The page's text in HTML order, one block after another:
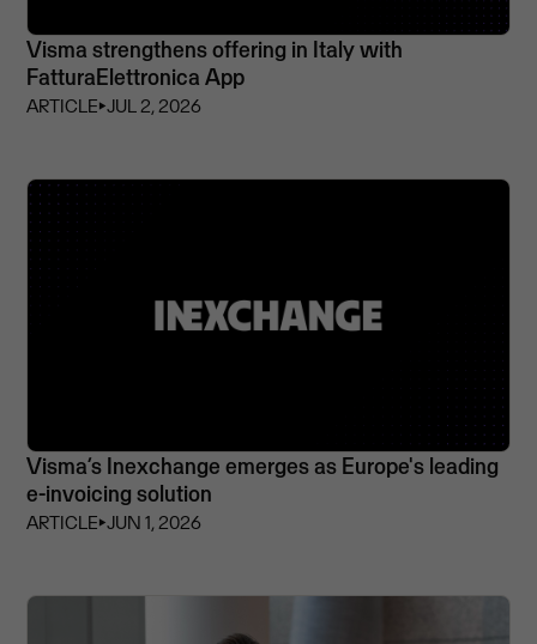
Visma strengthens offering in Italy with
FatturaElettronica App
ARTICLE⏵JUL 2, 2026
Visma’s Inexchange emerges as Europe's leading
e-invoicing solution
ARTICLE⏵JUN 1, 2026